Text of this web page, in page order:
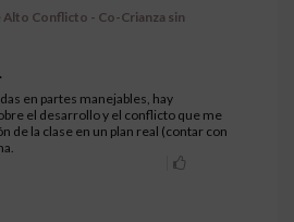
Alto Conflicto - Co-Crianza sin
en partes manejables, hay
el desarrollo y el conflicto que me
de la clase en un plan real (contar con